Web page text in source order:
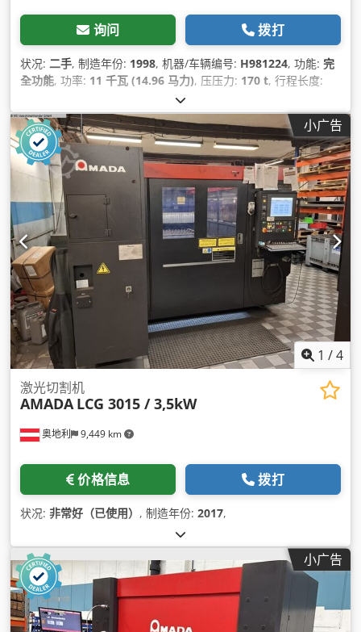
询问 拨打
状况: 二手, 制造年份: 1998, 机器/车辆编号: H981224, 功能: 完
全功能, 功率: 11 千瓦 (14.96 马力), 压压力: 170 t, 行程长度:
, 倒车速度:
度:180 毫米, 桌面长度:4,230 毫米, 桌高:960 毫米, 喉深:410
毫米, 柱间间隙:3,760 毫米, 油箱容量:150 l, 总长度:4,500 毫
米, 总宽度:2,200 毫米, 总高度:2,900 毫米, 总重量: 13 千克, 设
备:CE标志, 安全光栅, 文档 / 手册,
小广告
1 /4
奥地利 9,449 km
激光切割机
AMADA LCG 3015 / 3,5kW
价格信息 拨打
状况: 非常好（已使用） , 制造年份: 2017,
小广告